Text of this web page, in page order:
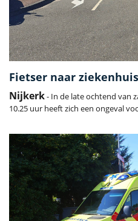
Fietser naar
Nijkerk- In de late ochtend van
10.25 uur heeft zich een ongeval